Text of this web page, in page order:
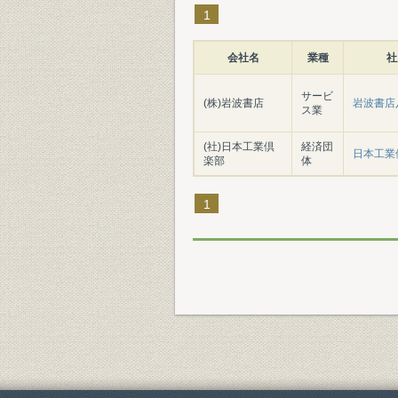
1
会社名 業種
(株)岩波書店
サービ
ス業
岩波書店
(社)日本工業倶
楽部
経済団
体
日本工
1